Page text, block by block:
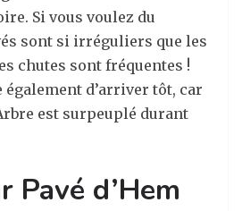
Si vous voulez du
sont si irréguliers que les
chutes sont fréquentes !
d’arriver tôt, car
est surpeuplé durant
Pavé d’Hem